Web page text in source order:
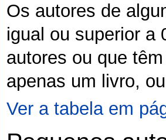
Os autores de
igual ou superior a
autores ou que
apenas um livro,
Ver a tabela em